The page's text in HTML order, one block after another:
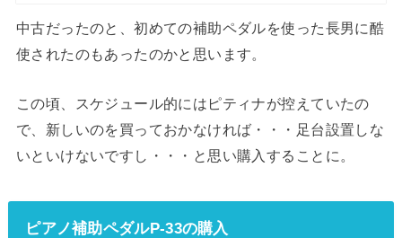
中古だったのと、初めての補助ペダルを使った長男に酷
使されたのもあったのかと思います。
この頃、スケジュール的にはピティナが控えていたの
で、新しいのを買っておかなければ・・・足台設置しな
いといけないですし・・・と思い購入することに。
ピアノ補助ペダルP-33の購入